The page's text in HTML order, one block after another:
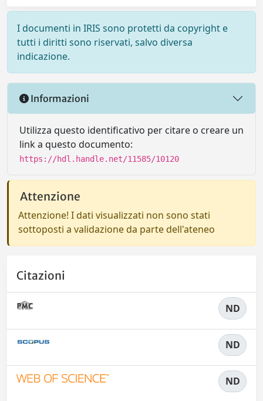
I documenti in IRIS sono protetti da copyright e
tutti i diritti sono riservati, salvo diversa
indicazione.
Informazioni
Utilizza questo identificativo per citare o creare un
link a questo documento:
https://hdl.handle.net/11585/10120
Attenzione
Attenzione! I dati visualizzati non sono stati
sottoposti a validazione da parte dell'ateneo
Citazioni
ND
ND
ND